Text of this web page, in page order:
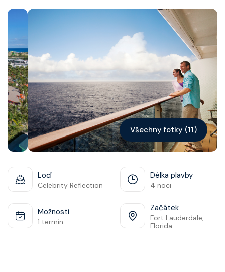
Články
Kontakt
Vyhledat plavbu
Všechny fotky (11)
Loď
Celebrity Reflection
Délka plavby
4 noci
Možnosti
1 termín
Začátek
Fort Lauderdale,
Florida